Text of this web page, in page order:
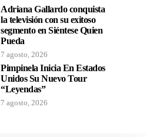
Adriana Gallardo conquista
la televisión con su exitoso
segmento en Siéntese Quien
Pueda
7 agosto, 2026
Pimpinela Inicia En Estados
Unidos Su Nuevo Tour
“Leyendas”
7 agosto, 2026